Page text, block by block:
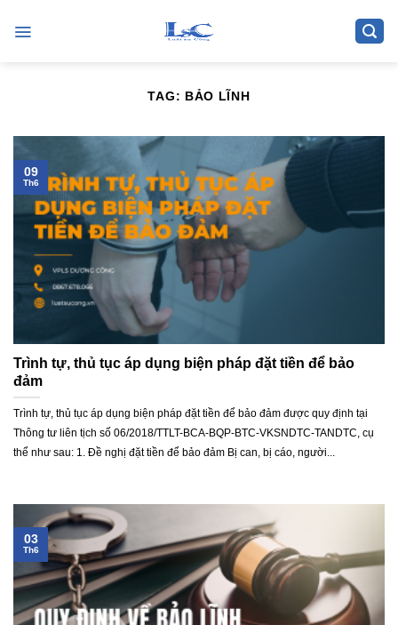
TAG: BẢO LĨNH
Trình tự, thủ tục áp dụng biện pháp đặt tiền để bảo
đảm
Trình tự, thủ tục áp dụng biện pháp đặt tiền để bảo đảm được quy định tại
Thông tư liên tịch số 06/2018/TTLT-BCA-BQP-BTC-VKSNDTC-TANDTC, cụ
thể như sau: 1. Đề nghị đặt tiền để bảo đảm Bị can, bị cáo, người...
09
Th6
03
Th6